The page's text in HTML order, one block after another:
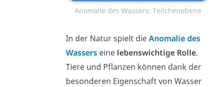
Anomalie des Wassers: Teilchenebene
In der Natur spielt dieAnomalie des
Wassers eine lebenswichtige Rolle.
Tiere und Pflanzen können dank der
besonderen Eigenschaft von Wasser